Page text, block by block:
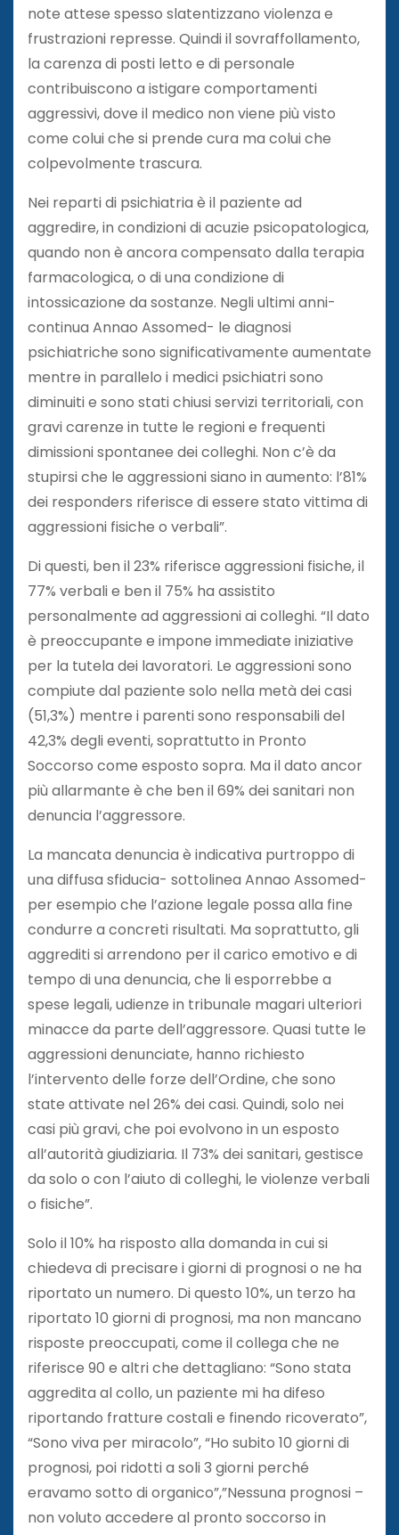
note attese spesso slatentizzano violenza e
frustrazioni represse. Quindi il sovraffollamento,
la carenza di posti letto e di personale
contribuiscono a istigare comportamenti
aggressivi, dove il medico non viene più visto
come colui che si prende cura ma colui che
colpevolmente trascura.
Nei reparti di psichiatria è il paziente ad
aggredire, in condizioni di acuzie psicopatologica,
quando non è ancora compensato dalla terapia
farmacologica, o di una condizione di
intossicazione da sostanze. Negli ultimi anni-
continua Annao Assomed- le diagnosi
psichiatriche sono significativamente aumentate
mentre in parallelo i medici psichiatri sono
diminuiti e sono stati chiusi servizi territoriali, con
gravi carenze in tutte le regioni e frequenti
dimissioni spontanee dei colleghi. Non c’è da
stupirsi che le aggressioni siano in aumento: l’81%
dei responders riferisce di essere stato vittima di
aggressioni fisiche o verbali”.
Di questi, ben il 23% riferisce aggressioni fisiche, il
77% verbali e ben il 75% ha assistito
personalmente ad aggressioni ai colleghi. “Il dato
è preoccupante e impone immediate iniziative
per la tutela dei lavoratori. Le aggressioni sono
compiute dal paziente solo nella metà dei casi
(51,3%) mentre i parenti sono responsabili del
42,3% degli eventi, soprattutto in Pronto
Soccorso come esposto sopra. Ma il dato ancor
più allarmante è che ben il 69% dei sanitari non
denuncia l’aggressore.
La mancata denuncia è indicativa purtroppo di
una diffusa sfiducia- sottolinea Annao Assomed-
per esempio che l’azione legale possa alla fine
condurre a concreti risultati. Ma soprattutto, gli
aggrediti si arrendono per il carico emotivo e di
tempo di una denuncia, che li esporrebbe a
spese legali, udienze in tribunale magari ulteriori
minacce da parte dell’aggressore. Quasi tutte le
aggressioni denunciate, hanno richiesto
l’intervento delle forze dell’Ordine, che sono
state attivate nel 26% dei casi. Quindi, solo nei
casi più gravi, che poi evolvono in un esposto
all’autorità giudiziaria. Il 73% dei sanitari, gestisce
da solo o con l’aiuto di colleghi, le violenze verbali
o fisiche”.
Solo il 10% ha risposto alla domanda in cui si
chiedeva di precisare i giorni di prognosi o ne ha
riportato un numero. Di questo 10%, un terzo ha
riportato 10 giorni di prognosi, ma non mancano
risposte preoccupati, come il collega che ne
riferisce 90 e altri che dettagliano: “Sono stata
aggredita al collo, un paziente mi ha difeso
riportando fratture costali e finendo ricoverato”,
“Sono viva per miracolo”, “Ho subito 10 giorni di
prognosi, poi ridotti a soli 3 giorni perché
eravamo sotto di organico”,”Nessuna prognosi –
non voluto accedere al pronto soccorso in